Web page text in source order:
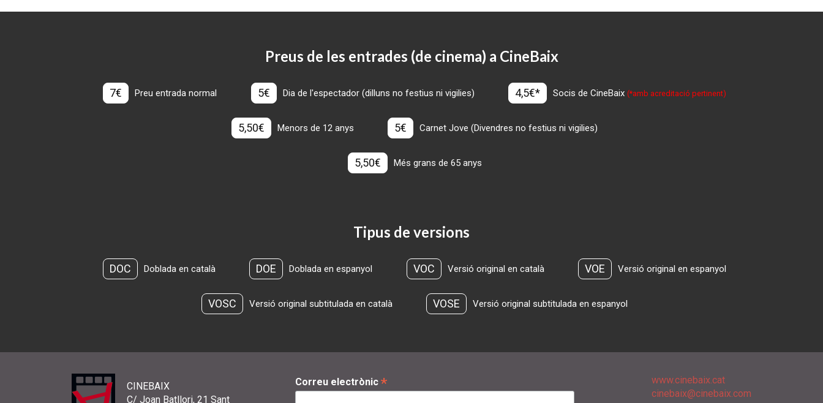
Preus de les entrades (de cinema) a CineBaix
7€ Preu entrada normal 5€ Dia de l'espectador (dilluns no festius ni vigilies) 4,5€* Socis de CineBaix(*amb acreditació pertinent)
5,50€ Menors de 12 anys 5€ Carnet Jove (Divendres no festius ni vigilies)
5,50€ Més grans de 65 anys
Tipus de versions
DOC Doblada en català DOE Doblada en espanyol VOC Versió original en català VOE Versió original en espanyol
VOSC Versió original subtitulada en català VOSE Versió original subtitulada en espanyol
CINEBAIX
C/ Joan Batllori, 21 Sant
Correu electrònic *
www.cinebaix.cat
cinebaix@cinebaix.com